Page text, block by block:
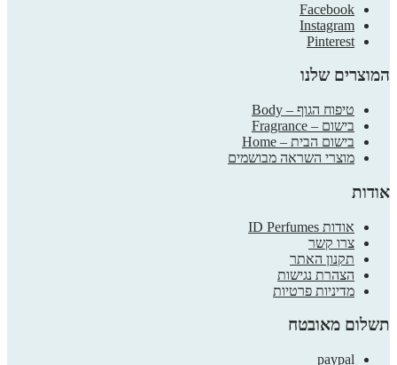
Facebook
Instagram
Pinterest
המוצרים שלנו
טיפוח הגוף – Body
בישום – Fragrance
בישום הבית – Home
מוצרי השראה מבושמים
אודות
אודות ID Perfumes
צרו קשר
תקנון האתר
הצהרת נגישות
מדיניות פרטיות
תשלום מאובטח
paypal